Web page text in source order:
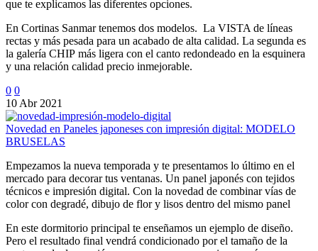
que te explicamos las diferentes opciones.
En Cortinas Sanmar tenemos dos modelos. La VISTA de líneas
rectas y más pesada para un acabado de alta calidad. La segunda es
la galería CHIP más ligera con el canto redondeado en la esquinera
y una relación calidad precio inmejorable.
0 0
10 Abr 2021
Novedad en Paneles japoneses con impresión digital: MODELO
BRUSELAS
Empezamos la nueva temporada y te presentamos lo último en el
mercado para decorar tus ventanas. Un panel japonés con tejidos
técnicos e impresión digital. Con la novedad de combinar vías de
color con degradé, dibujo de flor y lisos dentro del mismo panel
En este dormitorio principal te enseñamos un ejemplo de diseño.
Pero el resultado final vendrá condicionado por el tamaño de la